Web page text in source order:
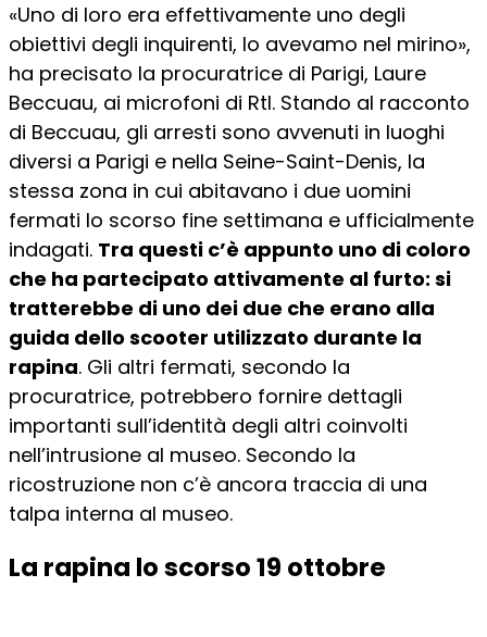
«Uno di loro era effettivamente uno degli
obiettivi degli inquirenti, lo avevamo nel mirino»,
ha precisato la procuratrice di Parigi, Laure
Beccuau, ai microfoni di Rtl. Stando al racconto
di Beccuau, gli arresti sono avvenuti in luoghi
diversi a Parigi e nella Seine-Saint-Denis, la
stessa zona in cui abitavano i due uomini
fermati lo scorso fine settimana e ufficialmente
indagati. Tra questi c’è appunto uno di coloro
che ha partecipato attivamente al furto: si
tratterebbe di uno dei due che erano alla
guida dello scooter utilizzato durante la
rapina. Gli altri fermati, secondo la
procuratrice, potrebbero fornire dettagli
importanti sull’identità degli altri coinvolti
nell’intrusione al museo. Secondo la
ricostruzione non c’è ancora traccia di una
talpa interna al museo.
La rapina lo scorso 19 ottobre